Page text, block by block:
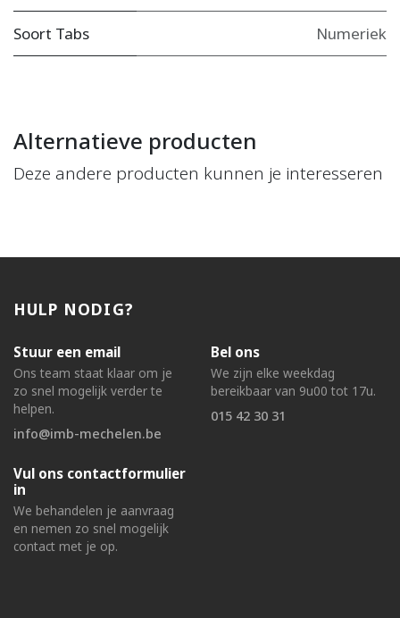
Soort Tabs Numeriek
Alternatieve producten
Deze andere producten kunnen je interesseren
HULP NODIG?
Stuur een email
Ons team staat klaar om je
zo snel mogelijk verder te
helpen.
info@imb-mechelen.be
Bel ons
We zijn elke weekdag
bereikbaar van 9u00 tot 17u.
015 42 30 31
Vul ons contactformulier
in
We behandelen je aanvraag
en nemen zo snel mogelijk
contact met je op.